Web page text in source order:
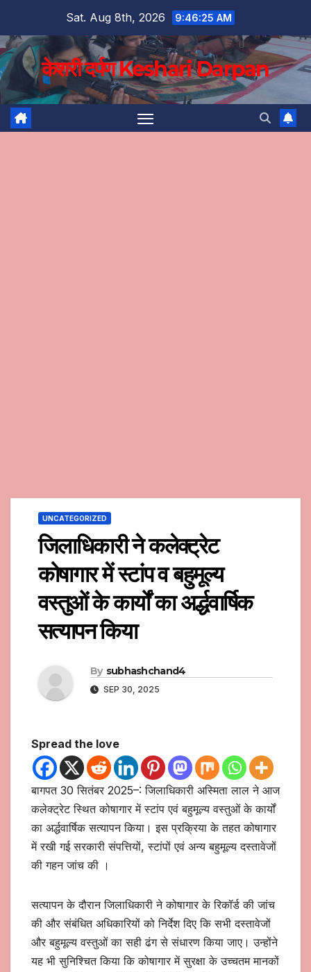
content
Sat. Aug 8th, 2026 9:46:26 AM
केशरी दर्पण Keshari Darpan
UNCATEGORIZED
जिलाधिकारी ने कलेक्ट्रेट
कोषागार में स्टांप व बहुमूल्य
वस्तुओं के कार्यों का अर्द्धवार्षिक
सत्यापन किया
By subhashchand4
SEP 30, 2025
Spread the love
बागपत 30 सितंबर 2025–: जिलाधिकारी अस्मिता लाल ने आज
कलेक्ट्रेट स्थित कोषागार में स्टांप एवं बहुमूल्य वस्तुओं के कार्यों
का अर्द्धवार्षिक सत्यापन किया। इस प्रक्रिया के तहत कोषागार
में रखी गई सरकारी संपत्तियों, स्टांपों एवं अन्य बहुमूल्य दस्तावेजों
की गहन जांच की ।
सत्यापन के दौरान जिलाधिकारी ने कोषागार के रिकॉर्ड की जांच
की और संबंधित अधिकारियों को निर्देश दिए कि सभी दस्तावेजों
और बहुमूल्य वस्तुओं का सही ढंग से संधारण किया जाए। उन्होंने
यह भी सुनिश्चित किया कि कोषागार में सुरक्षा के उच्चतम मानकों